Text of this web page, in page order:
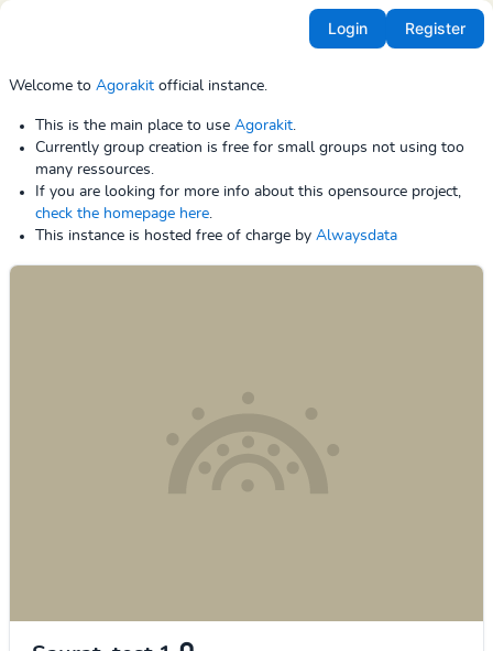
Login Register
Welcome to Agorakit official instance.
This is the main place to use Agorakit.
Currently group creation is free for small groups not using too
many ressources.
If you are looking for more info about this opensource project,
check the homepage here.
This instance is hosted free of charge by Alwaysdata